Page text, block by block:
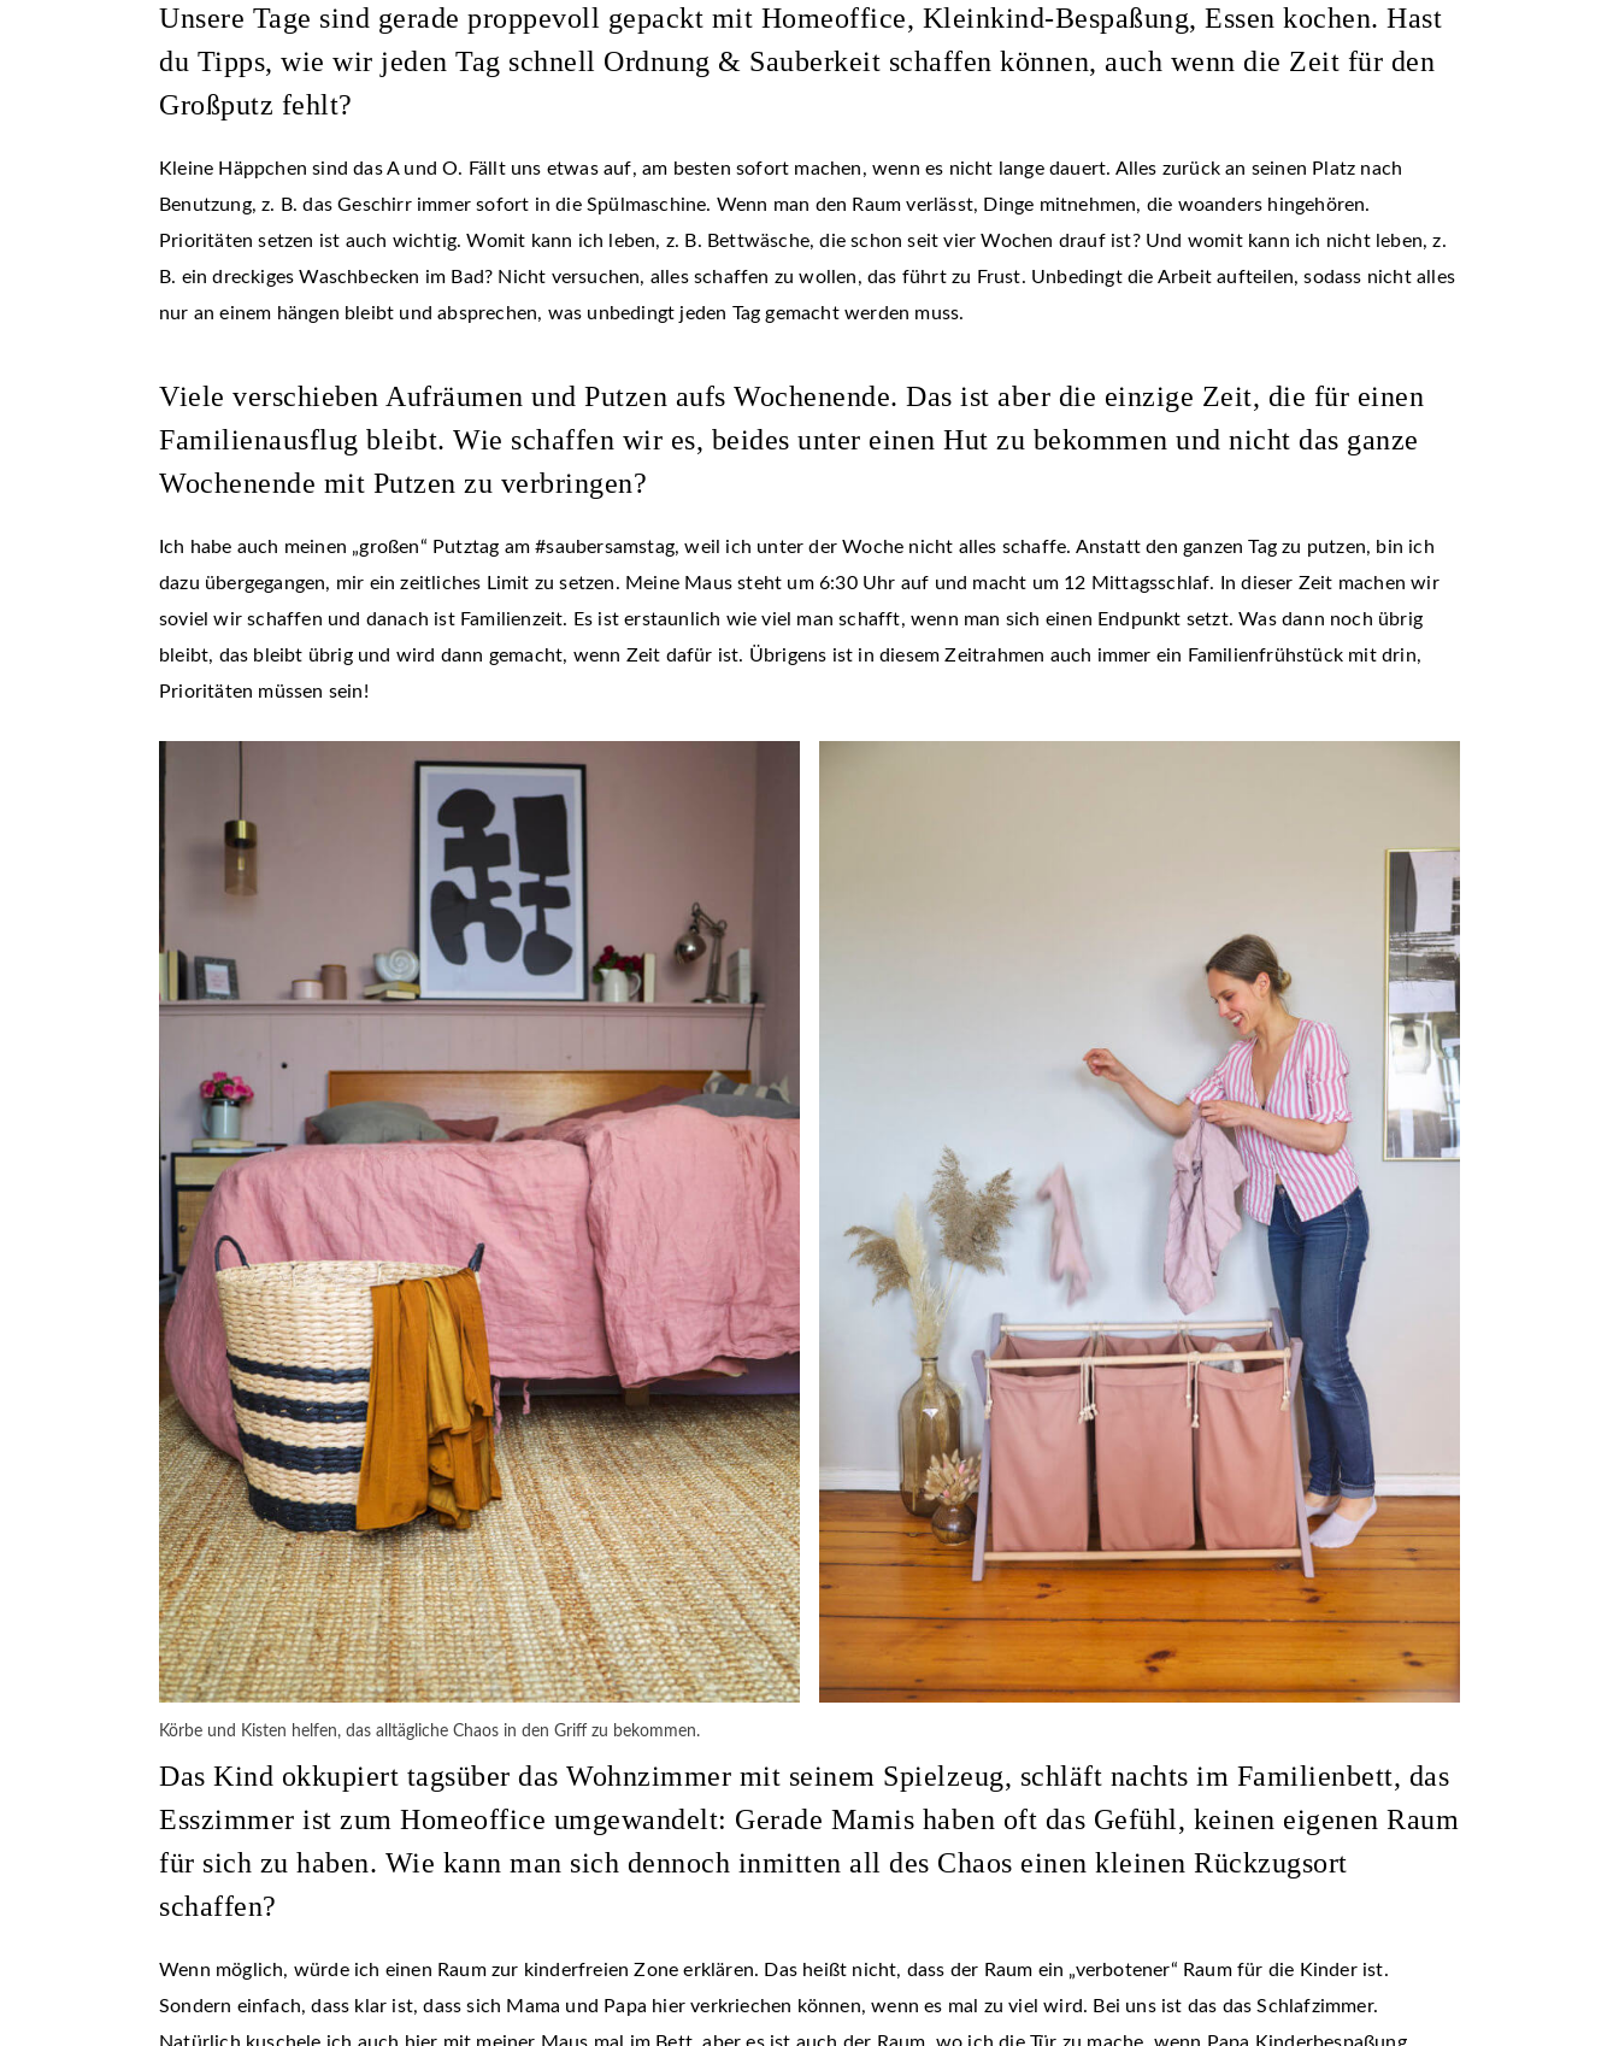
Unsere Tage sind gerade proppevoll gepackt mit Homeoffice, Kleinkind-Bespaßung, Essen kochen. Hast
du Tipps, wie wir jeden Tag schnell Ordnung & Sauberkeit schaffen können, auch wenn die Zeit für den
Großputz fehlt?
Kleine Häppchen sind das A und O. Fällt uns etwas auf, am besten sofort machen, wenn es nicht lange dauert. Alles zurück an seinen Platz nach
Benutzung, z. B. das Geschirr immer sofort in die Spülmaschine. Wenn man den Raum verlässt, Dinge mitnehmen, die woanders hingehören.
Prioritäten setzen ist auch wichtig. Womit kann ich leben, z. B. Bettwäsche, die schon seit vier Wochen drauf ist? Und womit kann ich nicht leben, z.
B. ein dreckiges Waschbecken im Bad? Nicht versuchen, alles schaffen zu wollen, das führt zu Frust. Unbedingt die Arbeit aufteilen, sodass nicht alles
nur an einem hängen bleibt und absprechen, was unbedingt jeden Tag gemacht werden muss.
Viele verschieben Aufräumen und Putzen aufs Wochenende. Das ist aber die einzige Zeit, die für einen
Familienausflug bleibt. Wie schaffen wir es, beides unter einen Hut zu bekommen und nicht das ganze
Wochenende mit Putzen zu verbringen?
Ich habe auch meinen „großen“ Putztag am #saubersamstag, weil ich unter der Woche nicht alles schaffe. Anstatt den ganzen Tag zu putzen, bin ich
dazu übergegangen, mir ein zeitliches Limit zu setzen. Meine Maus steht um 6:30 Uhr auf und macht um 12 Mittagsschlaf. In dieser Zeit machen wir
soviel wir schaffen und danach ist Familienzeit. Es ist erstaunlich wie viel man schafft, wenn man sich einen Endpunkt setzt. Was dann noch übrig
bleibt, das bleibt übrig und wird dann gemacht, wenn Zeit dafür ist. Übrigens ist in diesem Zeitrahmen auch immer ein Familienfrühstück mit drin,
Prioritäten müssen sein!
Körbe und Kisten helfen, das alltägliche Chaos in den Griff zu bekommen.
Das Kind okkupiert tagsüber das Wohnzimmer mit seinem Spielzeug, schläft nachts im Familienbett, das
Esszimmer ist zum Homeoffice umgewandelt: Gerade Mamis haben oft das Gefühl, keinen eigenen Raum
für sich zu haben. Wie kann man sich dennoch inmitten all des Chaos einen kleinen Rückzugsort
schaffen?
Wenn möglich, würde ich einen Raum zur kinderfreien Zone erklären. Das heißt nicht, dass der Raum ein „verbotener“ Raum für die Kinder ist.
Sondern einfach, dass klar ist, dass sich Mama und Papa hier verkriechen können, wenn es mal zu viel wird. Bei uns ist das das Schlafzimmer.
Natürlich kuschele ich auch hier mit meiner Maus mal im Bett, aber es ist auch der Raum, wo ich die Tür zu mache, wenn Papa Kinderbespaßung